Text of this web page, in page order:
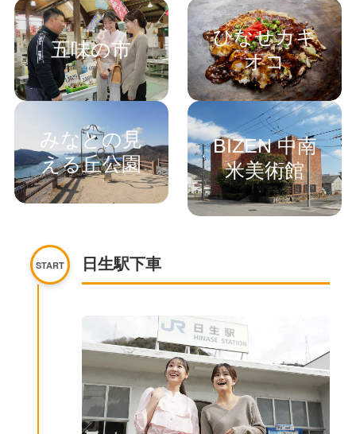
五味の市
ひなせカキ
オコ
みなとの見
える丘公園
BIZEN 中南
米美術館
START 日生駅下車